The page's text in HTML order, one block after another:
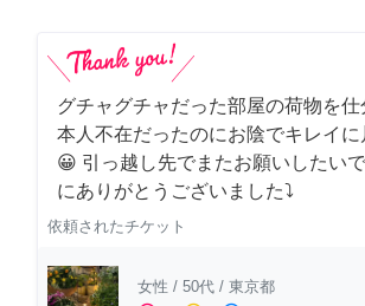
グチャグチャだった部屋の荷物を仕
本人不在だったのにお陰でキレイに
😀 引っ越し先でまたお願いしたい
にありがとうございました⤵
依頼されたチケット
女性 / 50代 / 東京都